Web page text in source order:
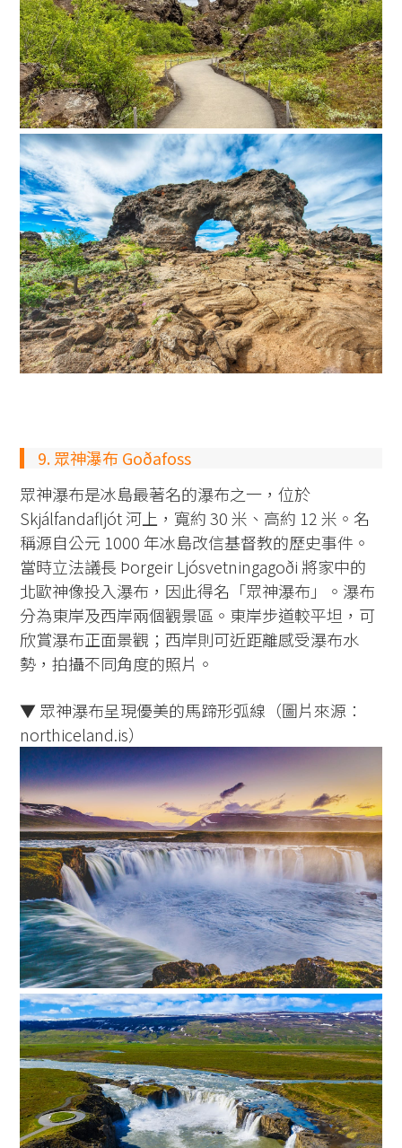
9. 眾神瀑布 Goðafoss
眾神瀑布是冰島最著名的瀑布之一，位於
Skjálfandafljót 河上，寬約 30 米、高約 12 米。名
稱源自公元 1000 年冰島改信基督教的歷史事件。
當時立法議長 Þorgeir Ljósvetningagoði 將家中的
北歐神像投入瀑布，因此得名「眾神瀑布」。瀑布
分為東岸及西岸兩個觀景區。東岸步道較平坦，可
欣賞瀑布正面景觀；西岸則可近距離感受瀑布水
勢，拍攝不同角度的照片。
▼ 眾神瀑布呈現優美的馬蹄形弧線（圖片來源：
northiceland.is）